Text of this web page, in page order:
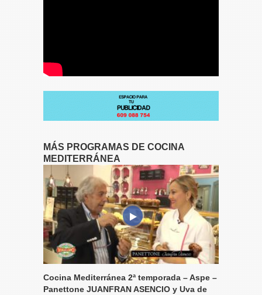
MÁS PROGRAMAS DE COCINA
MEDITERRÁNEA
Cocina Mediterránea 2ª temporada – Aspe –
Panettone JUANFRAN ASENCIO y Uva de